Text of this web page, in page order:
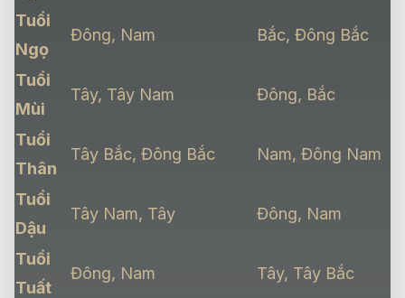
Tuổi
Ngọ
Đông, Nam Bắc, Đông Bắc
Tuổi
Mùi
Tây, Tây Nam Đông, Bắc
Tuổi
Thân
Tây Bắc, Đông Bắc Nam, Đông Nam
Tuổi
Dậu
Tây Nam, Tây Đông, Nam
Tuổi
Tuất
Đông, Nam Tây, Tây Bắc